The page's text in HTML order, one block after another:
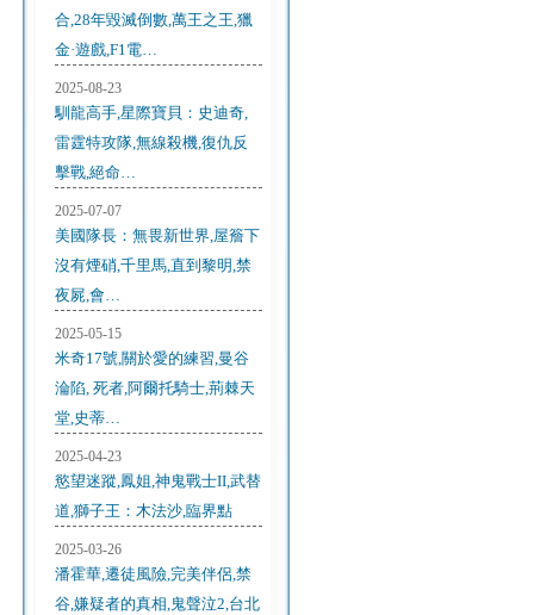
合,28年毀滅倒數,萬王之王,獵
金·遊戲,F1電…
2025-08-23
馴龍高手,星際寶貝：史迪奇,
雷霆特攻隊,無線殺機,復仇反
擊戰,絕命…
2025-07-07
美國隊長：無畏新世界,屋簷下
沒有煙硝,千里馬,直到黎明,禁
夜屍,會…
2025-05-15
米奇17號,關於愛的練習,曼谷
淪陷, 死者,阿爾托騎士,荊棘天
堂,史蒂…
2025-04-23
慾望迷蹤,鳳姐,神鬼戰士II,武替
道,獅子王：木法沙,臨界點
2025-03-26
潘霍華,遷徒風險,完美伴侶,禁
谷,嫌疑者的真相,鬼聲泣2,台北